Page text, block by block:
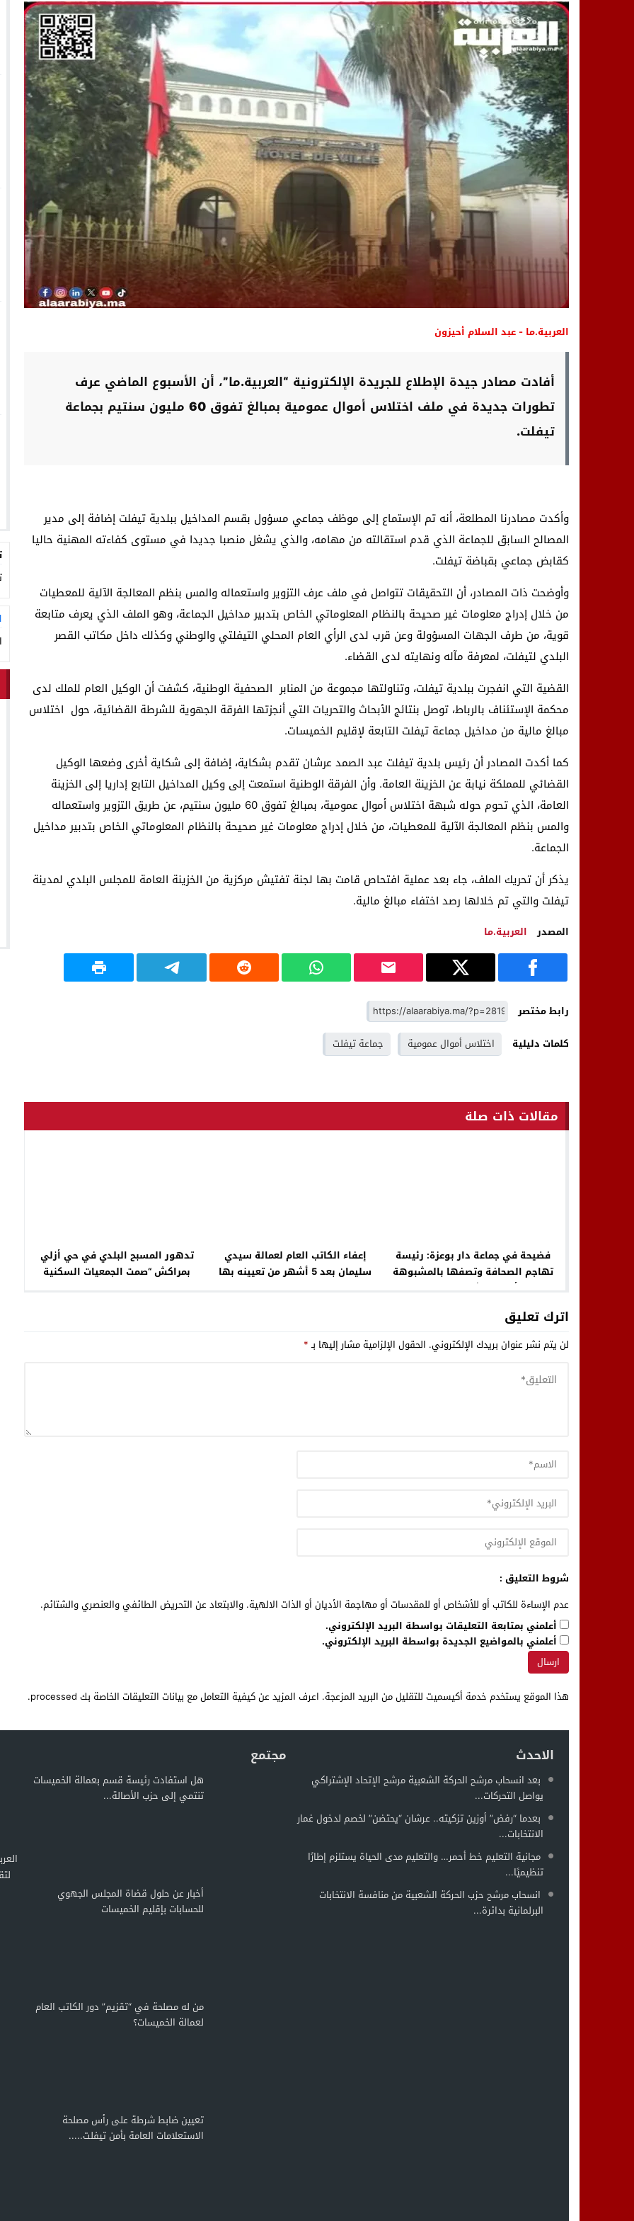
14:25 “العربية.ما” تنشر أخبار تيفلت وأصداء الأحداث فيها بصيغة أخرى 10:29 الجيش الملكي ينتفض ضد تعيين “ندالا”
18:23 طاطا: “اعتداء” على حقوقي يشعل غضب الجمعيات وملف “ماء القصبة” يفجّر الأوضاع
13:35 عقول الغد تصنع المستقبل: مسابقة “Robot Innov” بمراكش تؤسس لجيل الابتكار والتكنولوجيا
العربية.ما - عبد السلام أحيزون
أفادت مصادر جيدة الإطلاع للجريدة الإلكترونية “العربية.ما”، أن الأسبوع الماضي عرف
تطورات جديدة في ملف اختلاس أموال عمومية بمبالغ تفوق 60 مليون سنتيم بجماعة
تيفلت.
وأكدت مصادرنا المطلعة، أنه تم الإستماع إلى موظف جماعي مسؤول بقسم المداخيل ببلدية تيفلت إضافة إلى مدير
المصالح السابق للجماعة الذي قدم استقالته من مهامه، والذي يشغل منصبا جديدا في مستوى كفاءته المهنية حاليا
كقابض جماعي بقباضة تيفلت.
وأوضحت ذات المصادر، أن التحقيقات تتواصل في ملف عرف التزوير واستعماله والمس بنظم المعالجة الآلية للمعطيات
من خلال إدراج معلومات غير صحيحة بالنظام المعلوماتي الخاص بتدبير مداخيل الجماعة، وهو الملف الذي يعرف متابعة
قوية، من طرف الجهات المسؤولة وعن قرب لدى الرأي العام المحلي التيفلتي والوطني وكذلك داخل مكاتب القصر
البلدي لتيفلت، لمعرفة مآله ونهايته لدى القضاء.
القضية التي انفجرت ببلدية تيفلت، وتناولتها مجموعة من المنابر الصحفية الوطنية، كشفت أن الوكيل العام للملك لدى
محكمة الإستئناف بالرباط، توصل بنتائج الأبحاث والتحريات التي أنجزتها الفرقة الجهوية للشرطة القضائية، حول اختلاس
مبالغ مالية من مداخيل جماعة تيفلت التابعة لإقليم الخميسات.
كما أكدت المصادر أن رئيس بلدية تيفلت عبد الصمد عرشان تقدم بشكاية، إضافة إلى شكاية أخرى وضعها الوكيل
القضائي للمملكة نيابة عن الخزينة العامة. وأن الفرقة الوطنية استمعت إلى وكيل المداخيل التابع إداريا إلى الخزينة
العامة، الذي تحوم حوله شبهة اختلاس أموال عمومية، بمبالغ تفوق 60 مليون سنتيم، عن طريق التزوير واستعماله
والمس بنظم المعالجة الآلية للمعطيات، من خلال إدراج معلومات غير صحيحة بالنظام المعلوماتي الخاص بتدبير مداخيل
الجماعة.
يذكر أن تحريك الملف، جاء بعد عملية افتحاص قامت بها لجنة تفتيش مركزية من الخزينة العامة للمجلس البلدي لمدينة
تيفلت والتي تم خلالها رصد اختفاء مبالغ مالية.
المصدر العربية.ما
رابط مختصر
كلمات دليلية
اختلاس أموال عمومية جماعة تيفلت
مقالات ذات صلة
فضيحة في جماعة دار بوعزة: رئيسة
تهاجم الصحافة وتصفها بالمشبوهة
أمام الباشا والحضور
إعفاء الكاتب العام لعمالة سيدي
سليمان بعد 5 أشهر من تعيينه بها
تدهور المسبح البلدي في حي أزلي
بمراكش “صمت الجمعيات السكنية
اترك تعليق
لن يتم نشر عنوان بريدك الإلكتروني. الحقول الإلزامية مشار إليها بـ*
شروط التعليق :
عدم الإساءة للكاتب أو للأشخاص أو للمقدسات أو مهاجمة الأديان أو الذات الالهية. والابتعاد عن التحريض الطائفي والعنصري والشتائم.
أعلمني بمتابعة التعليقات بواسطة البريد الإلكتروني.
أعلمني بالمواضيع الجديدة بواسطة البريد الإلكتروني.
هذا الموقع يستخدم خدمة أكيسميت للتقليل من البريد المزعجة. اعرف المزيد عن كيفية التعامل مع بيانات التعليقات الخاصة بك processed .
الاحدث
بعد انسحاب مرشح الحركة الشعبية مرشح الإتحاد الإشتراكي
يواصل التحركات...
بعدما “رفض” أوزين تزكيته.. عرشان “يحتضن” لخصم لدخول غمار
الانتخابات...
مجانية التعليم خط أحمر… والتعليم مدى الحياة يستلزم إطارًا
تنظيميًا...
انسحاب مرشح حزب الحركة الشعبية من منافسة الانتخابات
البرلمانية بدائرة...
مجتمع
هل استفادت رئيسة قسم بعمالة الخميسات
تنتمي إلى حزب الأصالة...
أخبار عن حلول قضاة المجلس الجهوي
للحسابات بإقليم الخميسات
من له مصلحة في “تقزيم” دور الكاتب العام
لعمالة الخميسات؟
تعيين ضابط شرطة على رأس مصلحة
الاستعلامات العامة بأمن تيفلت.....